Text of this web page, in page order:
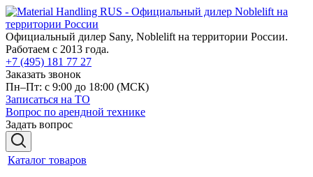
Официальный дилер Sany, Noblelift на территории России.
Работаем с 2013 года.
+7 (495) 181 77 27
Заказать звонок
Пн–Пт: с 9:00 до 18:00 (МСК)
Записаться на ТО
Вопрос по арендной технике
Задать вопрос
Каталог товаров